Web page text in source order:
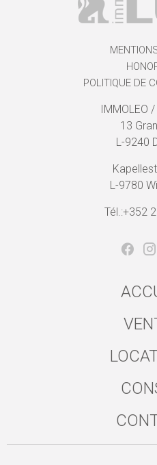
POLITIQUE DE
IMMOLEO /
13
L-9240
L-9780
Tél.:+352